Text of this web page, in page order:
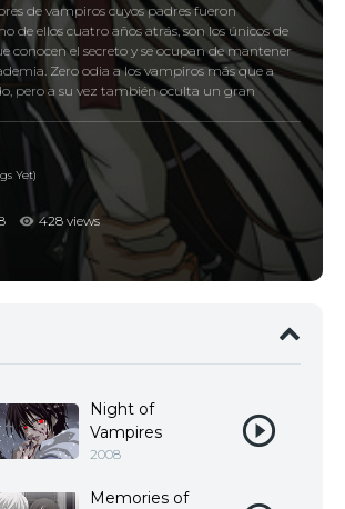
de vampiros cuyos padres fueron
de ellos cuatro años atrás, son los únicos de
conocen el secreto y se ocupan de mantener
Zero odia a los vampiros más que a
pero a su vez también oculta un gran
día a día
Yet)
428 views
Night of
Vampires
2008
Memories of